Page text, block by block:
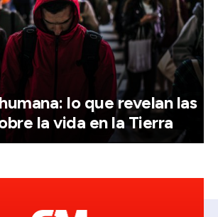
lo que revelan las
la vida en la Tierra